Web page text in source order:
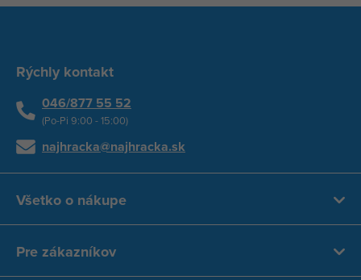
Rýchly kontakt
046/877 55 52
(Po-Pi 9:00 - 15:00)
najhracka@najhracka.sk
Všetko o nákupe
Pre zákazníkov